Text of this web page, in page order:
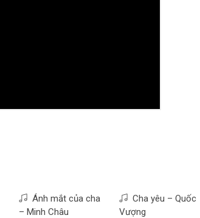
Ánh mắt của cha
– Minh Châu
Cha yêu – Quốc
Vượng